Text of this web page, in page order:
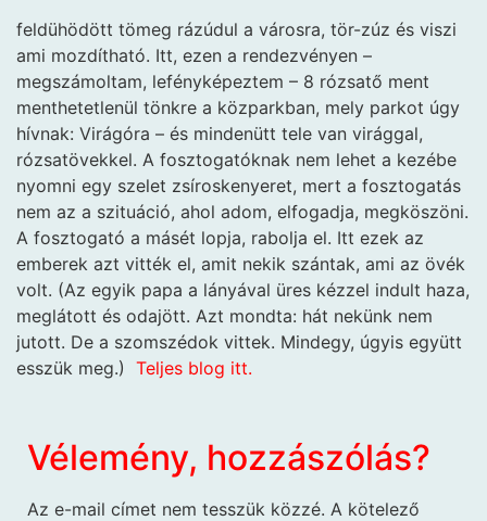
feldühödött tömeg rázúdul a városra, tör-zúz és viszi
ami mozdítható. Itt, ezen a rendezvényen –
megszámoltam, lefényképeztem – 8 rózsatő ment
menthetetlenül tönkre a közparkban, mely parkot úgy
hívnak: Virágóra – és mindenütt tele van virággal,
rózsatövekkel. A fosztogatóknak nem lehet a kezébe
nyomni egy szelet zsíroskenyeret, mert a fosztogatás
nem az a szituáció, ahol adom, elfogadja, megköszöni.
A fosztogató a másét lopja, rabolja el. Itt ezek az
emberek azt vitték el, amit nekik szántak, ami az övék
volt. (Az egyik papa a lányával üres kézzel indult haza,
meglátott és odajött. Azt mondta: hát nekünk nem
jutott. De a szomszédok vittek. Mindegy, úgyis együtt
esszük meg.) Teljes blog itt.
Vélemény, hozzászólás?
Az e-mail címet nem tesszük közzé. A kötelező